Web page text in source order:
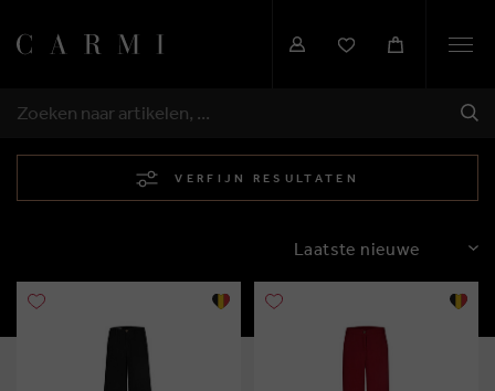
ZOEKEN
VERFIJN RESULTATEN
SORTEREN